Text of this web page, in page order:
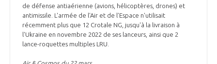
de défense antiaérienne (avions, hélicoptères, drones) et
antimissile. L'armée de l'Air et de l’Espace n'utilisait
récemment plus que 12 Crotale NG, jusqu'à la livraison à
l'Ukraine en novembre 2022 de ses lanceurs, ainsi que 2
lance-roquettes multiples LRU.